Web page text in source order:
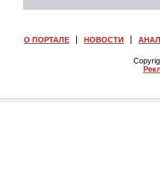
О ПОРТАЛЕ НОВОСТИ